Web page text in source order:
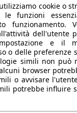
cookie o
le funzioni
funzionamento.
dell'utente
e il
o delle preferenze
simili non può
browser
o avvisare
potrebbe influire